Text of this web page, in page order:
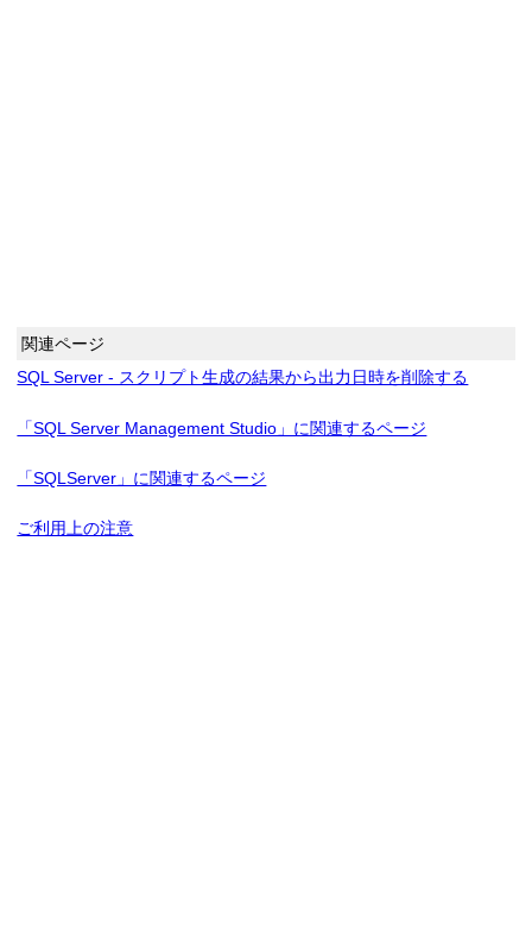
関連ページ
SQL Server - スクリプト生成の結果から出力日時を削除する
「SQL Server Management Studio」に関連するページ
「SQLServer」に関連するページ
ご利用上の注意